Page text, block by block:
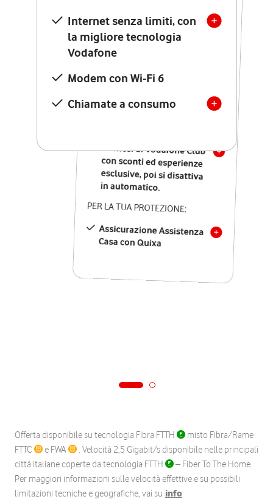
Internet senza limiti, con
la migliore tecnologia
Vodafone
Modem con Wi-Fi 6
Chiamate a consumo
Internet senza limiti, con
la migliore tecnologia
Vodafone
Modem Seven con Wi-Fi 7
Chiamate illimitate verso
numeri fissi e mobili
nazionali
12 mesi di Vodafone Club
con sconti ed esperienze
esclusive, poi si disattiva
in automatico.
PER LA TUA PROTEZIONE:
Assicurazione Assistenza
Casa con Quixa
Offerta disponibile su tecnologia Fibra FTTH
misto Fibra/Rame
FTTC
e FWA
. Velocità 2,5 Gigabit/s disponibile nelle principali
città italiane coperte da tecnologia FTTH
– Fiber To The Home.
Per maggiori informazioni sulle velocità effettive e su possibili
limitazioni tecniche e geografiche, vai su info